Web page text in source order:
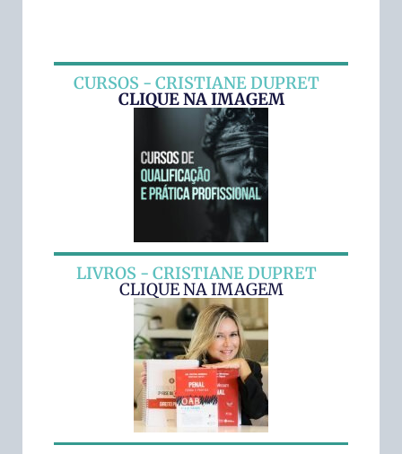
CURSOS - CRISTIANE DUPRET
CLIQUE NA IMAGEM
LIVROS - CRISTIANE DUPRET
CLIQUE NA IMAGEM